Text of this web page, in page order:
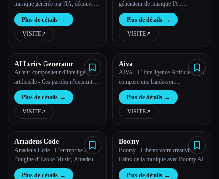
Esc
musique générée par l'IA, découvrez
de nouveaux artistes, explorez les
palmarès et mettez en ligne tes
propres titres sur Amazing AI Radio.
Plus de détails →
VISITE↗︎
générateur de musique IA :
raccourcissez les chansons, allongez
le son, recherchez des boucles ou
créez de la musique à partir de texte
Plus de détails →
VISITE↗︎
AI Lyrics Generator
Auteur-compositeur d''intelligence
artificielle - Ces paroles n''existent
pas
Plus de détails →
VISITE↗︎
Aiva
AIVA - L''Intelligence Artificielle qui
compose une bande-son
émotionnelle
Plus de détails →
VISITE↗︎
Amadeus Code
Amadeus Code - L''entreprise à
l''origine d''Evoke Music, Amadeus
Topline, MusicTGA-HR
Plus de détails →
Boomy
Boomy - Libérez votre créativité
Faites de la musique avec Boomy AI
Plus de détails →